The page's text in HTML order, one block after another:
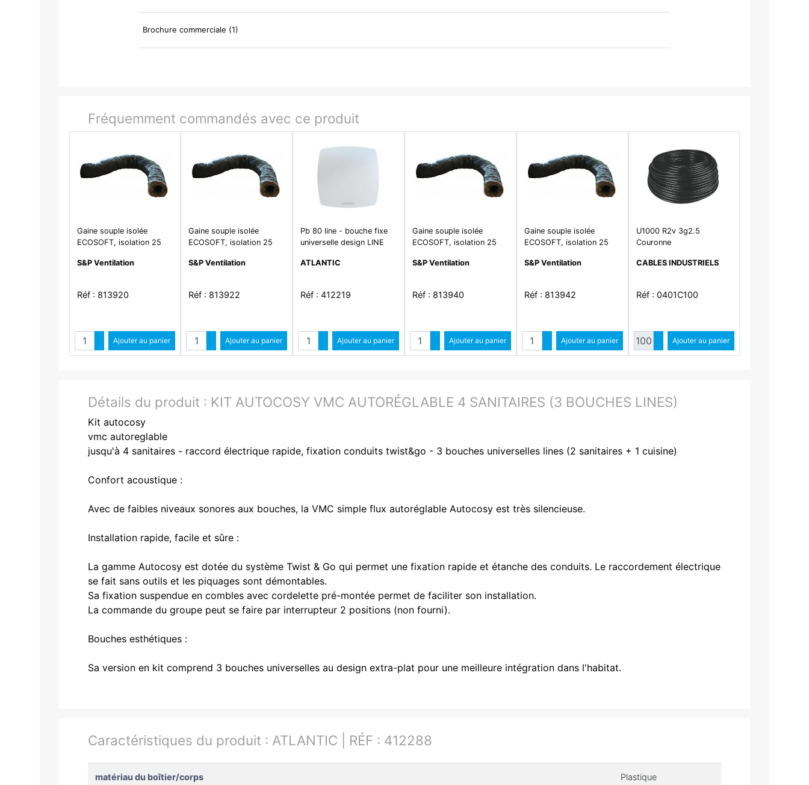
Brochure commerciale (1)
Fréquemment commandés avec ce produit
Gaine souple isolée
ECOSOFT, isolation 25
mm, long 6 m - GP ISO
S&P Ventilation
Réf : 813920
Quantité
Augmenter quantité
Diminuer quantité
Ajouter au panier
Gaine souple isolée
ECOSOFT, isolation 25
mm, long 6 m - GP ISO
S&P Ventilation
Réf : 813922
Quantité
Augmenter quantité
Diminuer quantité
Ajouter au panier
Pb 80 line - bouche fixe
universelle design LINE
diamètre 80
ATLANTIC
Réf : 412219
Quantité
Augmenter quantité
Diminuer quantité
Ajouter au panier
Gaine souple isolée
ECOSOFT, isolation 25
mm, long 10 m - GP ISO
S&P Ventilation
Réf : 813940
Quantité
Augmenter quantité
Diminuer quantité
Ajouter au panier
Gaine souple isolée
ECOSOFT, isolation 25
mm, long 10m - GP ISO
S&P Ventilation
Réf : 813942
Quantité
Augmenter quantité
Diminuer quantité
Ajouter au panier
U1000 R2v 3g2.5
Couronne
CABLES INDUSTRIELS
Réf : 0401C100
Quantité
Augmenter quantité
Diminuer quantité
Ajouter au panier
Détails du produit : KIT AUTOCOSY VMC AUTORÉGLABLE 4 SANITAIRES (3 BOUCHES LINES)
Kit autocosy
vmc autoreglable
jusqu'à 4 sanitaires - raccord électrique rapide, fixation conduits twist&go - 3 bouches universelles lines (2 sanitaires + 1 cuisine)
Confort acoustique :
Avec de faibles niveaux sonores aux bouches, la VMC simple flux autoréglable Autocosy est très silencieuse.
Installation rapide, facile et sûre :
La gamme Autocosy est dotée du système Twist & Go qui permet une fixation rapide et étanche des conduits. Le raccordement électrique
se fait sans outils et les piquages sont démontables.
Sa fixation suspendue en combles avec cordelette pré-montée permet de faciliter son installation.
La commande du groupe peut se faire par interrupteur 2 positions (non fourni).
Bouches esthétiques :
Sa version en kit comprend 3 bouches universelles au design extra-plat pour une meilleure intégration dans l'habitat.
Caractéristiques du produit : ATLANTIC | RÉF : 412288
matériau du boîtier/corps Plastique